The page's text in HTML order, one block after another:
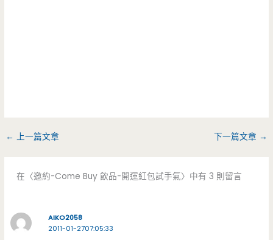
← 上一篇文章 下一篇文章 →
在〈邀約-Come Buy 飲品-開運紅包試手氣〉中有 3 則留言
AIKO2058
2011-01-2707:05:33